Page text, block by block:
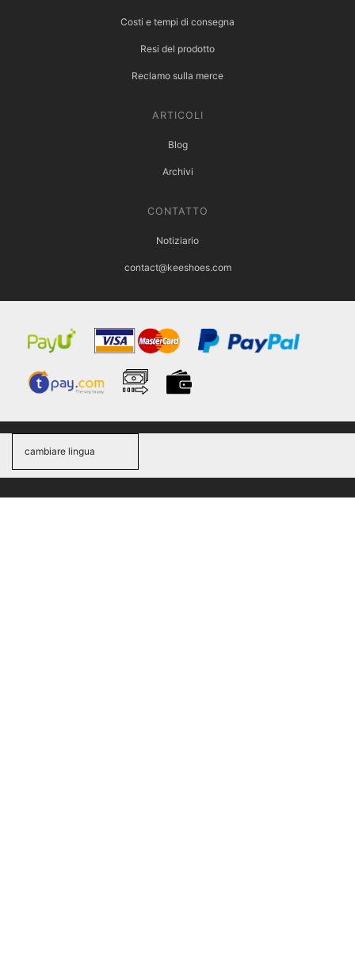
Costi e tempi di consegna
Resi del prodotto
Reclamo sulla merce
ARTICOLI
Blog
Archivi
CONTATTO
Notiziario
contact@keeshoes.com
cambiare lingua